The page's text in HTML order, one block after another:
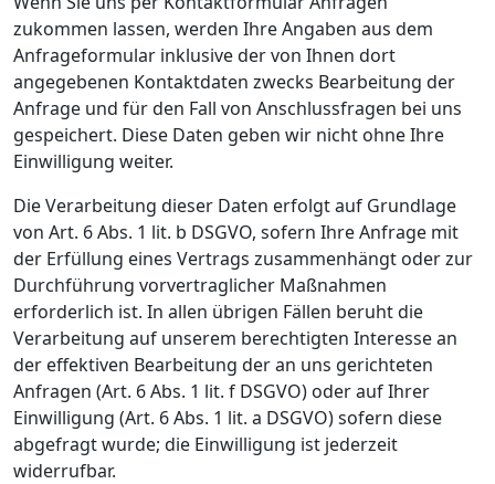
zukommen lassen, werden Ihre Angaben aus dem
Anfrageformular inklusive der von Ihnen dort
angegebenen Kontaktdaten zwecks Bearbeitung der
Anfrage und für den Fall von Anschlussfragen bei uns
gespeichert. Diese Daten geben wir nicht ohne Ihre
Einwilligung weiter.
Die Verarbeitung dieser Daten erfolgt auf Grundlage
von Art. 6 Abs. 1 lit. b DSGVO, sofern Ihre Anfrage mit
der Erfüllung eines Vertrags zusammenhängt oder zur
Durchführung vorvertraglicher Maßnahmen
erforderlich ist. In allen übrigen Fällen beruht die
Verarbeitung auf unserem berechtigten Interesse an
der effektiven Bearbeitung der an uns gerichteten
Anfragen (Art. 6 Abs. 1 lit. f DSGVO) oder auf Ihrer
Einwilligung (Art. 6 Abs. 1 lit. a DSGVO) sofern diese
abgefragt wurde; die Einwilligung ist jederzeit
widerrufbar.